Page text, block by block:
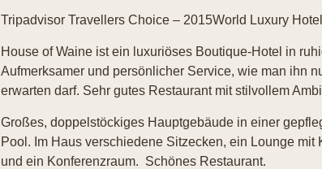
Tripadvisor Travellers Choice – 2015World Luxury
House of Waine ist ein luxuriöses Boutique-Hotel in
Aufmerksamer und persönlicher Service, wie man ihn
erwarten darf. Sehr gutes Restaurant mit stilvollem
Großes, doppelstöckiges Hauptgebäude in einer
Pool. Im Haus verschiedene Sitzecken, ein Lounge mit
und ein Konferenzraum. Schönes Restaurant.